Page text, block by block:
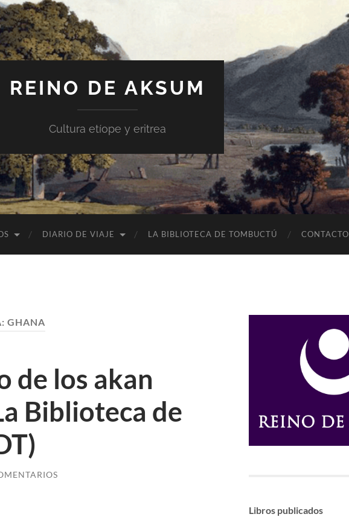
REINO DE AKSUM
Cultura etíope y eritrea
DIARIO DE VIAJE LA BIBLIOTECA DE TOMBUCTÚ CONTACTO
GHANA
de los akan
Biblioteca de
Libros publicados